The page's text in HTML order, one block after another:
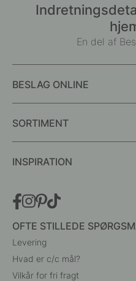
En del af
BESLAG ONLINE
SORTIMENT
INSPIRATION
OFTE STILLEDE
Levering
Hvad er c/c mål?
Vilkår for fri fragt